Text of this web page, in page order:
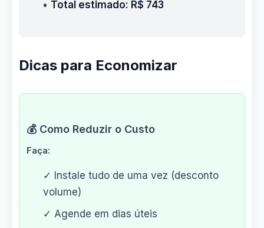
• Total estimado: R$ 743
Dicas para Economizar
💰 Como Reduzir o Custo
Faça:
✓ Instale tudo de uma vez (desconto
volume)
✓ Agende em dias úteis